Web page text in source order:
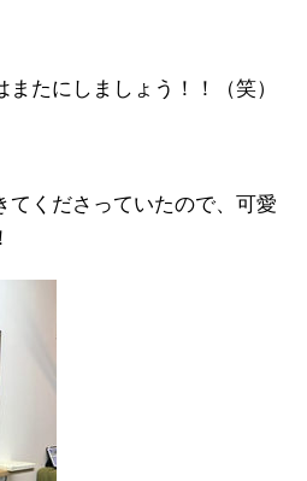
たにしましょう！！（笑）
てくださっていたので、可愛